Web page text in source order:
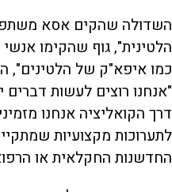
השדולה שהקים אסא
הלטינית", גוף שהקימו
כמו איפא"ק של הלטינים",
"אנחנו רוצים לעשות
דרך הקואליציה אנחנו
לתערוכות מקצועיות
החדשנות החקלאית או